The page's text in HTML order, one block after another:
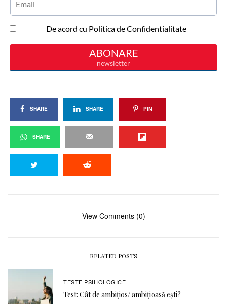
SHARE SHARE PIN
SHARE
View Comments (0)
RELATED POSTS
TESTE PSIHOLOGICE
Test: Cât de ambițios/ ambițioasă ești?